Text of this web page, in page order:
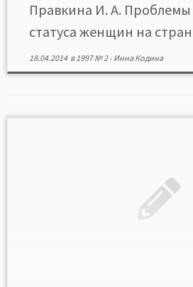
Правкина И. А. Проблемы
статуса женщин на
18.04.2014в1997 № 2- Инна Кодина